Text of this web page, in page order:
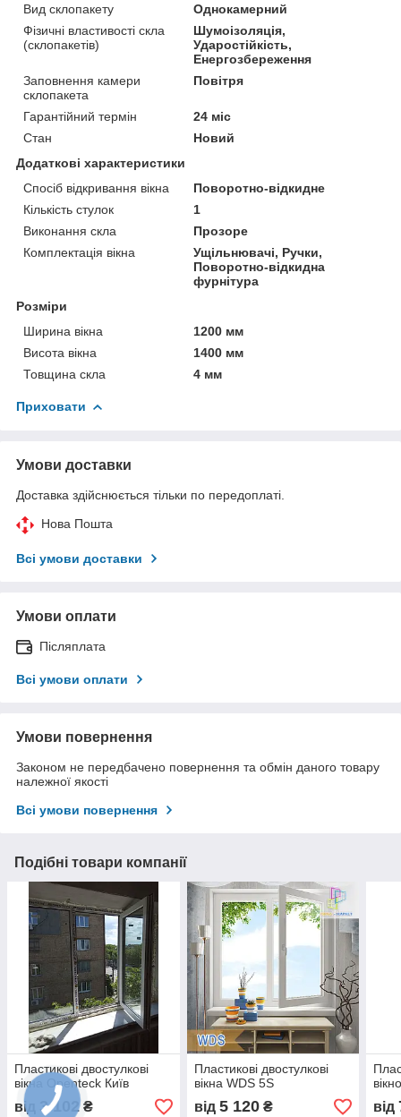
Вид склопакету
Однокамерний
Фізичні властивості скла
(склопакетів)
Шумоізоляція,
Ударостійкість,
Енергозбереження
Заповнення камери
склопакета
Повітря
Гарантійний термін
24 міс
Стан
Новий
Додаткові характеристики
Спосіб відкривання вікна
Поворотно-відкидне
Кількість стулок
1
Виконання скла
Прозоре
Комплектація вікна
Ущільнювачі, Ручки,
Поворотно-відкидна
фурнітура
Розміри
Ширина вікна
1200 мм
Висота вікна
1400 мм
Товщина скла
4 мм
Приховати
Умови доставки
Доставка здійснюється тільки по передоплаті.
Нова Пошта
Всі умови доставки
Умови оплати
Післяплата
Всі умови оплати
Умови повернення
Законом не передбачено повернення та обмін даного товару
належної якості
Всі умови повернення
Подібні товари компанії
Пластикові двостулкові
вікна Openteck Київ
від 3 102₴
Пластикові двостулкові
вікна WDS 5S
від 5 120₴ від